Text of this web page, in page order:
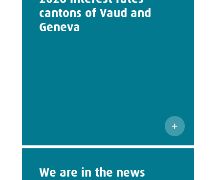
cantons of Vaud and
Geneva
We are in the news